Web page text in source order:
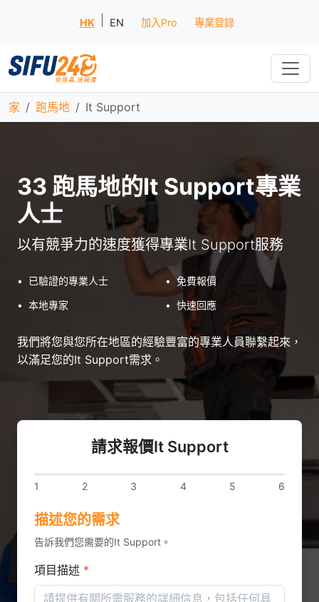
HK EN 加入Pro 專業登錄
家 跑馬地 It Support
33 跑馬地的It Support專業
人士
以有競爭力的速度獲得專業It Support服務
• 已驗證的專業人士 • 免費報價
• 本地專家 • 快速回應
我們將您與您所在地區的經驗豐富的專業人員聯繫起來，
以滿足您的It Support需求。
請求報價It Support
1 2 3 4 5 6
描述您的需求
告訴我們您需要的It Support。
項目描述 *